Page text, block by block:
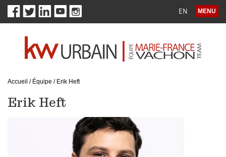
MENU
EN
Accueil / Équipe /Erik Heft
Erik Heft